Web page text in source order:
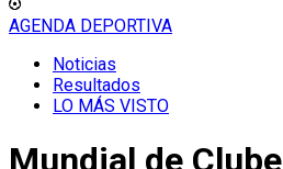
AGENDA DEPORTIVA
Noticias
Resultados
LO MÁS VISTO